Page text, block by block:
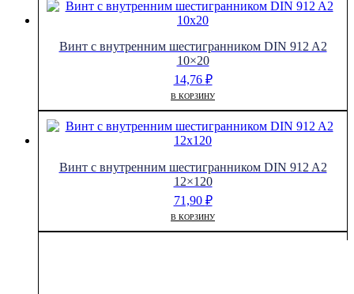
Винт с внутренним шестигранником DIN 912 A2
10×20
14,76 ₽
В КОРЗИНУ
Винт с внутренним шестигранником DIN 912 A2
12×120
71,90 ₽
В КОРЗИНУ